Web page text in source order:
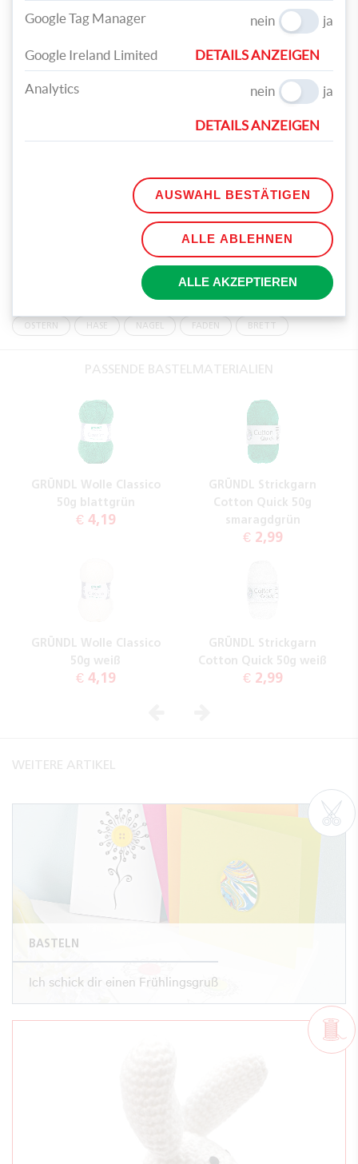
Das Gleiche machen Sie mit dem Bommel. Dazu benötigen Sie
das weiße Garn, das ebenso kreuz und quer an den Nägeln
kleines Ostergeschenk für Familie, Nachbarn und liebe
OSTERN HASE NAGEL FADEN BRETT
PASSENDE BASTELMATERIALIEN
GRÜNDL Wolle Classico
50g blattgrün
€ 4,19
GRÜNDL Strickgarn
Cotton Quick 50g
smaragdgrün
€ 2,99
GRÜNDL Wolle Classico
50g weiß
€ 4,19
GRÜNDL Strickgarn
Cotton Quick 50g weiß
€ 2,99
WEITERE ARTIKEL
BASTELN
Ich schick dir einen Frühlingsgruß
Google Tag Manager nein ja
Google Ireland Limited DETAILS ANZEIGEN
Analytics nein ja
DETAILS ANZEIGEN
AUSWAHL BESTÄTIGEN
ALLE ABLEHNEN
ALLE AKZEPTIEREN